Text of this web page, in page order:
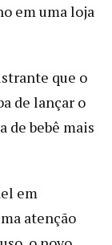
em uma loja
que o
de lançar o
de bebê mais
em
atenção